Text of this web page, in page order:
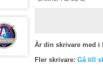
Är din skrivare med i
Fler skrivare: Gå till